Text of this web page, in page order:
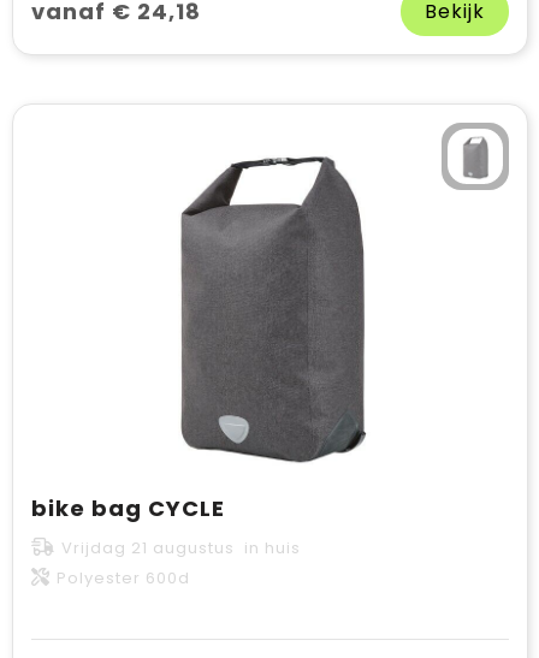
vanaf € 24,18 Bekijk
bike bag CYCLE
Vrijdag 21 augustus in huis
Polyester 600d